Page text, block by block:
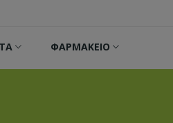
ΦΑΡΜΑΚΕΙΟ